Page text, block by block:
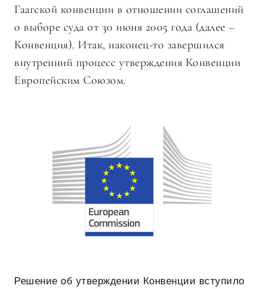
Гаагской конвенции в отношении соглашений
о выборе суда от 30 июня 2005 года (далее –
Конвенция). Итак, наконец-то завершился
внутренний процесс утверждения Конвенции
Европейским Союзом.
Решение об утверждении Конвенции вступило